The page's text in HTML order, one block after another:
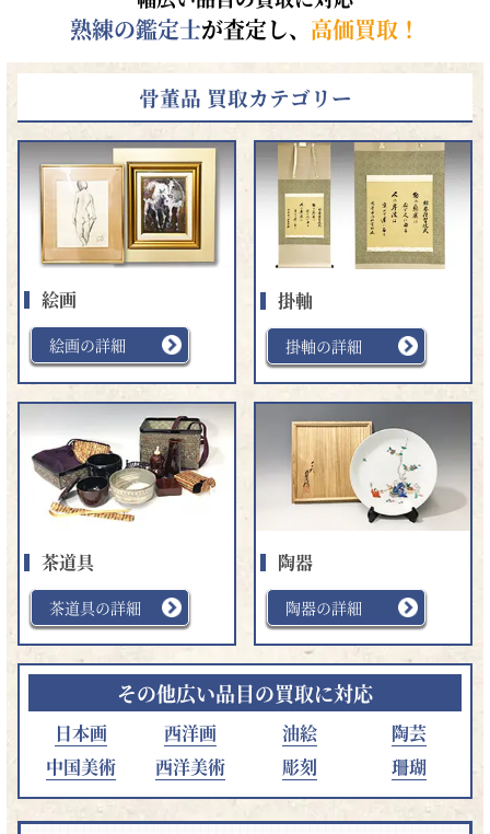
熟練の鑑定士が査定し、 高価買取！
骨董品 買取カテゴリー
絵画
絵画の詳細
掛軸
掛軸の詳細
茶道具
茶道具の詳細
陶器
陶器の詳細
その他広い品目の買取に対応
日本画 西洋画 油絵
陶芸
中国美術
西洋美術 彫刻 珊瑚